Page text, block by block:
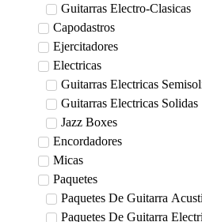
Guitarras Electro-Clasicas
Capodastros
Ejercitadores
Electricas
Guitarras Electricas
Guitarras Electricas Solidas
Jazz Boxes
Encordadores
Micas
Paquetes
Paquetes De Guitarra
Paquetes De Guitarra